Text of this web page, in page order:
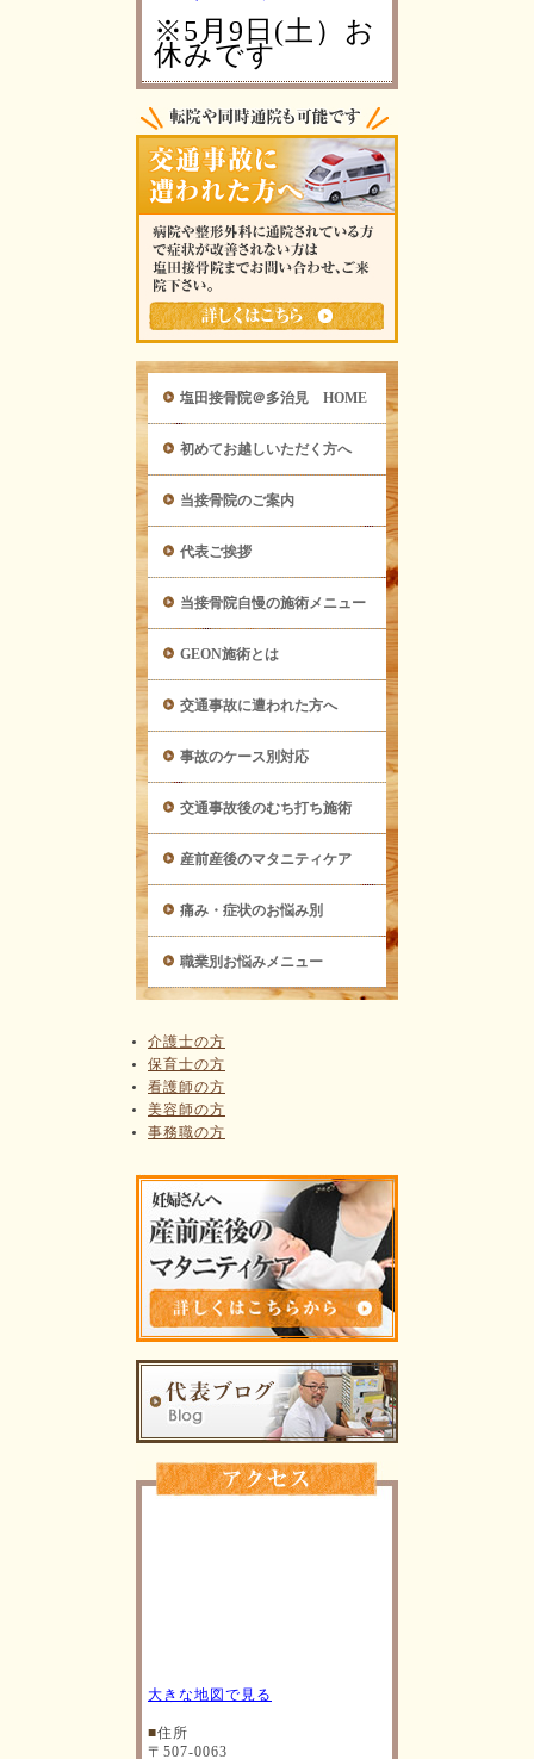
※5月9日(土）お
休みです
塩田接骨院＠多治見 HOME
初めてお越しいただく方へ
当接骨院のご案内
代表ご挨拶
当接骨院自慢の施術メニュー
GEON施術とは
交通事故に遭われた方へ
事故のケース別対応
交通事故後のむち打ち施術
産前産後のマタニティケア
痛み・症状のお悩み別
職業別お悩みメニュー
介護士の方
保育士の方
看護師の方
美容師の方
事務職の方
大きな地図で見る
■住所
〒507-0063